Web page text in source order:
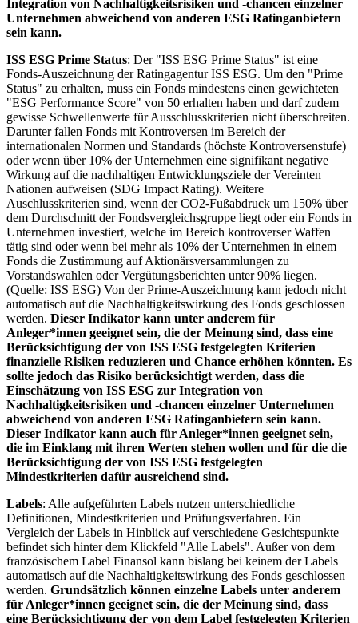
Integration von Nachhaltigkeitsrisiken und -chancen einzelner
Unternehmen abweichend von anderen ESG Ratinganbietern
sein kann.
ISS ESG Prime Status: Der "ISS ESG Prime Status" ist eine
Fonds-Auszeichnung der Ratingagentur ISS ESG. Um den "Prime
Status" zu erhalten, muss ein Fonds mindestens einen gewichteten
"ESG Performance Score" von 50 erhalten haben und darf zudem
gewisse Schwellenwerte für Ausschlusskriterien nicht überschreiten.
Darunter fallen Fonds mit Kontroversen im Bereich der
internationalen Normen und Standards (höchste Kontroversenstufe)
oder wenn über 10% der Unternehmen eine signifikant negative
Wirkung auf die nachhaltigen Entwicklungsziele der Vereinten
Nationen aufweisen (SDG Impact Rating). Weitere
Auschlusskriterien sind, wenn der CO2-Fußabdruck um 150% über
dem Durchschnitt der Fondsvergleichsgruppe liegt oder ein Fonds in
Unternehmen investiert, welche im Bereich kontroverser Waffen
tätig sind oder wenn bei mehr als 10% der Unternehmen in einem
Fonds die Zustimmung auf Aktionärsversammlungen zu
Vorstandswahlen oder Vergütungsberichten unter 90% liegen.
(Quelle: ISS ESG) Von der Prime-Auszeichnung kann jedoch nicht
automatisch auf die Nachhaltigkeitswirkung des Fonds geschlossen
werden. Dieser Indikator kann unter anderem für
Anleger*innen geeignet sein, die der Meinung sind, dass eine
Berücksichtigung der von ISS ESG festgelegten Kriterien
finanzielle Risiken reduzieren und Chance erhöhen könnten. Es
sollte jedoch das Risiko berücksichtigt werden, dass die
Einschätzung von ISS ESG zur Integration von
Nachhaltigkeitsrisiken und -chancen einzelner Unternehmen
abweichend von anderen ESG Ratinganbietern sein kann.
Dieser Indikator kann auch für Anleger*innen geeignet sein,
die im Einklang mit ihren Werten stehen wollen und für die die
Berücksichtigung der von ISS ESG festgelegten
Mindestkriterien dafür ausreichend sind.
Labels: Alle aufgeführten Labels nutzen unterschiedliche
Definitionen, Mindestkriterien und Prüfungsverfahren. Ein
Vergleich der Labels in Hinblick auf verschiedene Gesichtspunkte
befindet sich hinter dem Klickfeld "Alle Labels". Außer von dem
französischem Label Finansol kann bislang bei keinem der Labels
automatisch auf die Nachhaltigkeitswirkung des Fonds geschlossen
werden. Grundsätzlich können einzelne Labels unter anderem
für Anleger*innen geeignet sein, die der Meinung sind, dass
eine Berücksichtigung der von dem Label festgelegten Kriterien